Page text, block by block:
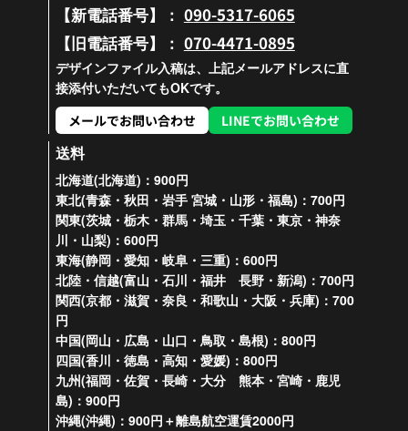
【新電話番号】： 090-5317-6065
【旧電話番号】： 070-4471-0895
デザインファイル入稿は、上記メールアドレスに直
接添付いただいてもOKです。
メールでお問い合わせ
LINEでお問い合わせ
送料
北海道(北海道)：900円
東北(青森・秋田・岩手 宮城・山形・福島)：700円
関東(茨城・栃木・群馬・埼玉・千葉・東京・神奈
川・山梨)：600円
東海(静岡・愛知・岐阜・三重)：600円
北陸・信越(富山・石川・福井 長野・新潟)：700円
関西(京都・滋賀・奈良・和歌山・大阪・兵庫)：700
円
中国(岡山・広島・山口・鳥取・島根)：800円
四国(香川・徳島・高知・愛媛)：800円
九州(福岡・佐賀・長崎・大分 熊本・宮崎・鹿児
島)：900円
沖縄(沖縄)：900円＋離島航空運賃2000円